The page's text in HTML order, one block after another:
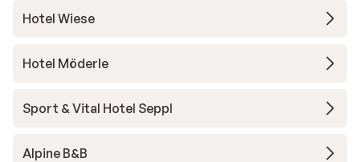
Hotel Wiese
Hotel Möderle
Sport & Vital Hotel Seppl
Alpine B&B